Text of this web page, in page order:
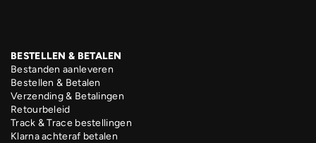
BESTELLEN & BETALEN
Bestanden aanleveren
Bestellen & Betalen
Verzending & Betalingen
Retourbeleid
Track & Trace bestellingen
Klarna achteraf betalen